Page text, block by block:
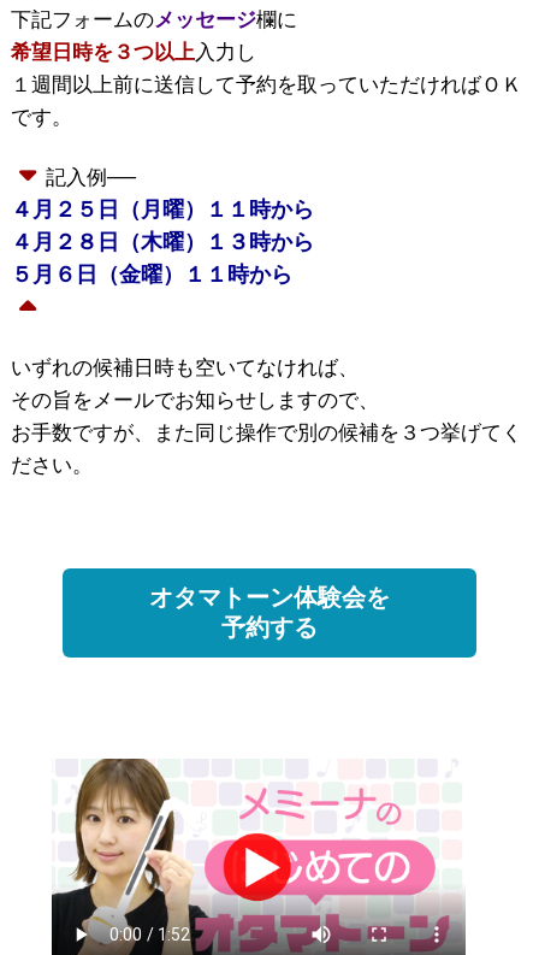
下記フォームのメッセージ欄に
希望日時を３つ以上 入力し
１週間以上前に送信して予約を取っていただければＯＫ
です。
記入例──
４月２５日（月曜）１１時から
４月２８日（木曜）１３時から
５月６日（金曜）１１時から
いずれの候補日時も空いてなければ、
その旨をメールでお知らせしますので、
お手数ですが、また同じ操作で別の候補を３つ挙げてく
ださい。
オタマトーン体験会を
予約する